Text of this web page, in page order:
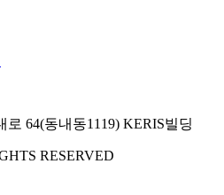
64(동내동1119) KERIS빌딩
RESERVED